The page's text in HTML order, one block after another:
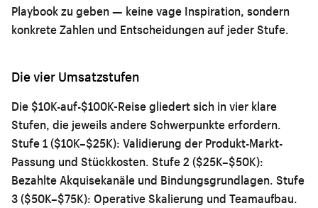
Playbook zu geben — keine vage Inspiration, sondern
konkrete Zahlen und Entscheidungen auf jeder Stufe.
Die vier Umsatzstufen
Die $10K-auf-$100K-Reise gliedert sich in vier klare
Stufen, die jeweils andere Schwerpunkte erfordern.
Stufe 1 ($10K–$25K): Validierung der Produkt-Markt-
Passung und Stückkosten. Stufe 2 ($25K–$50K):
Bezahlte Akquisekanäle und Bindungsgrundlagen. Stufe
3 ($50K–$75K): Operative Skalierung und Teamaufbau.